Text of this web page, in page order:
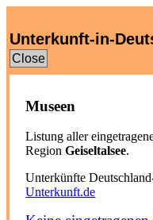
Unterkunft-in-
Close
Museen
Listung aller
RegionGeiseltalsee.
Unterkünfte
Unterkunft.de